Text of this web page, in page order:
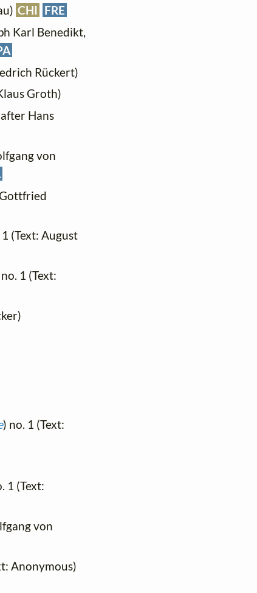
CHI FRE
Karl Benedikt,
Rückert)
Groth)
Hans
von
(Text: August
1 (Text:
) no. 1 (Text:
1 (Text:
von
Anonymous)